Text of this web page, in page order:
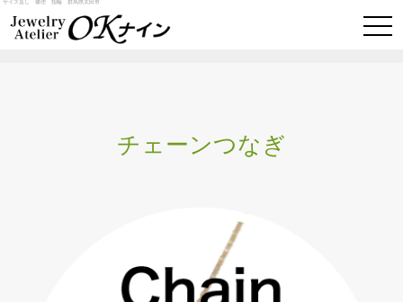
サイズ直し 修理 指輪 群馬県太田市
チェーンつなぎ